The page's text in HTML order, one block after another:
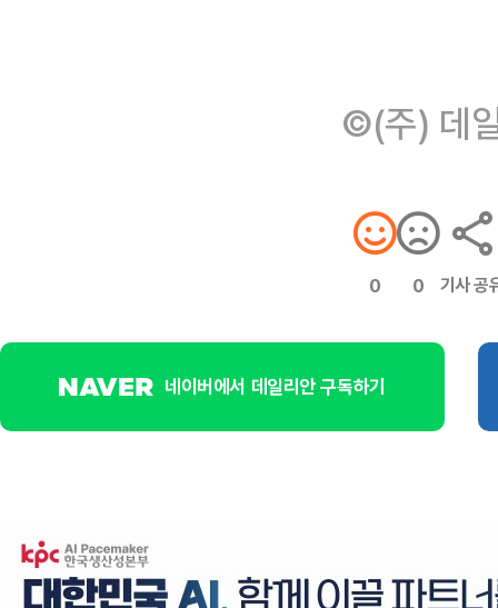
©(주) 데
0 0 기사 공
네이버에서 데일리안 구독하기